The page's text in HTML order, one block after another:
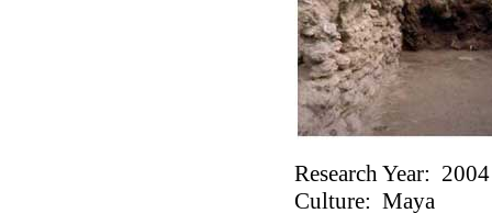
Research Year: 2004
Culture: Maya